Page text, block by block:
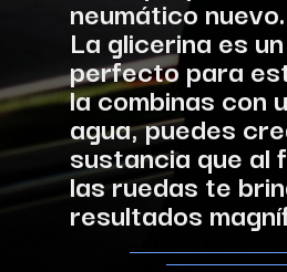
neumático nuevo.
La glicerina es
perfecto para
la combinas con
agua, puedes
sustancia que al
las ruedas te
resultados